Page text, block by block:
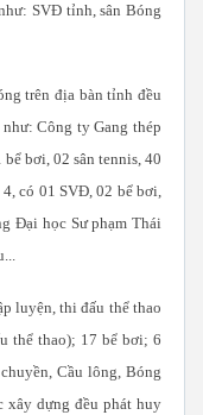
SVĐ tỉnh, sân Bóng
trên địa bàn tỉnh đều
Công ty Gang thép
bơi, 02 sân tennis, 40
có 01 SVĐ, 02 bể bơi,
Đại học Sư phạm Thái
luyện, thi đấu thể thao
thể thao); 17 bể bơi; 6
Cầu lông, Bóng
xây dựng đều phát huy